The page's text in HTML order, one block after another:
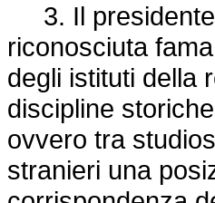
3. Il presidente
riconosciuta
degli istituti della
discipline
ovvero tra
stranieri una